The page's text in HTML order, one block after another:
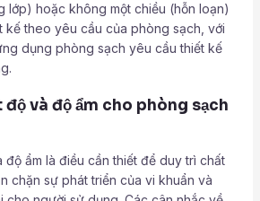
lớp) hoặc không một chiều (hỗn loạn)
kế theo yêu cầu của phòng sạch, với
dụng phòng sạch yêu cầu thiết kế
và độ ẩm cho phòng sạch
độ ẩm là điều cần thiết để duy trì chất
chặn sự phát triển của vi khuẩn và